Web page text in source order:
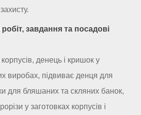
завдання та посадові
денець і кришок у
виробах, підвиває денця для
для бляшаних та скляних банок,
у заготовках корпусів і